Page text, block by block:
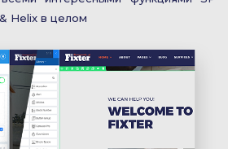
Helix в целом